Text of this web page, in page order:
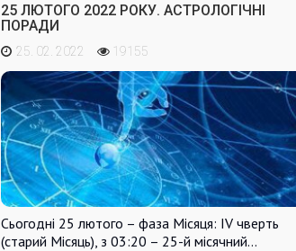
25 ЛЮТОГО 2022 РОКУ. АСТРОЛОГІЧНІ
ПОРАДИ
25. 02. 2022 19155
Сьогодні 25 лютого – фаза Місяця: IV чверть
(старий Місяць), з 03:20 – 25-й місячний…